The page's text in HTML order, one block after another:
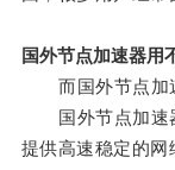
国外节点加速器用
而国外节点加速
国外节点加速器
提供高速稳定的网